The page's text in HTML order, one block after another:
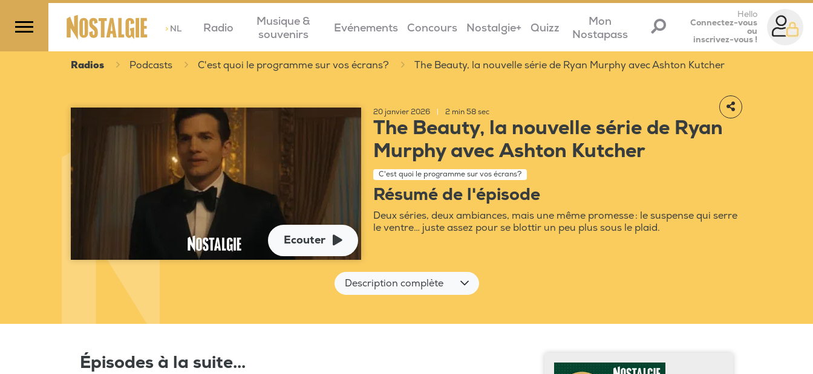
>NL Radio
Musique &
souvenirs
Evénements Concours Nostalgie+ Quizz
Mon
Nostapass
Hello
Connectez-vous
ou
inscrivez-vous !
Radios Podcasts C'est quoi le programme sur vos écrans? The Beauty, la nouvelle série de Ryan Murphy avec Ashton Kutcher
Ecouter
20 janvier 2026 2 min 58 sec
The Beauty, la nouvelle série de Ryan
Murphy avec Ashton Kutcher
C'est quoi le programme sur vos écrans?
Résumé de l'épisode
Deux séries, deux ambiances, mais une même promesse : le suspense qui serre
le ventre… juste assez pour se blottir un peu plus sous le plaid.
Description complète
Épisodes à la suite...